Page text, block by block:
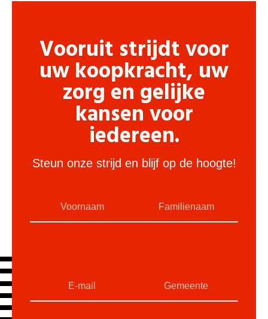
Vooruit strijdt voor
uw koopkracht, uw
zorg en gelijke
kansen voor
iedereen.
Steun onze strijd en blijf op de hoogte!